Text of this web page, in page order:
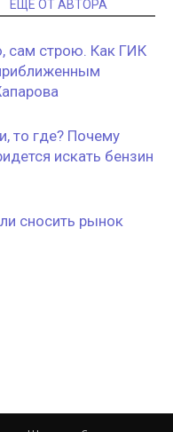
ЕЩЕ ОТ АВТОРА
сам строю. Как ГИК
то где? Почему
искать бензин
сносить рынок